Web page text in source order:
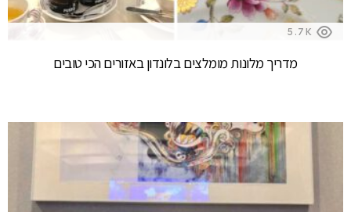
5.7K
מדריך מלונות מומלצים בלונדון באזורים הכי טובים